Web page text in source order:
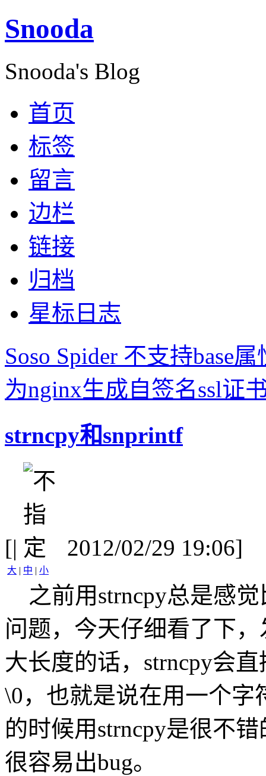
Snooda
Snooda's Blog
首页
标签
留言
边栏
链接
归档
星标日志
Soso Spider 不支持base属
为nginx生成自签名ssl证
strncpy和snprintf
[| 2012/02/29 19:06]
大 | 中 | 小
之前用strncpy总是感
问题，今天仔细看了下
大长度的话，strncpy会
\0，也就是说在用一个字
的时候用strncpy是很不
很容易出bug。